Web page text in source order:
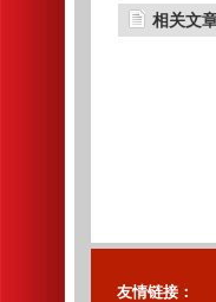
相关文
友情链接：